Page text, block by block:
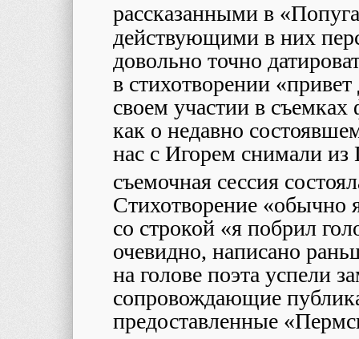
рассказанными в
действующими в них
довольно точно
в стихотворении
своем участии в
как о недавно
нас с Игорем снимали
съемочная сессия
Стихотворение
со строкой «я побрил
очевидно, написано
на голове поэта успели
сопровождающие
предоставленные